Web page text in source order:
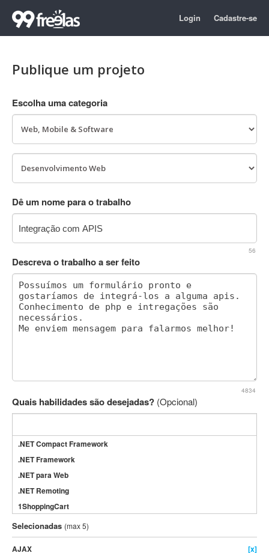
Login Cadastre-se
Publique um projeto
Escolha uma categoria
Dê um nome para o trabalho
56
Descreva o trabalho a ser feito
4834
Quais habilidades são desejadas? (Opcional)
.NET Compact Framework
.NET Framework
.NET para Web
.NET Remoting
1ShoppingCart
3DS Max
3GSM
Selecionadas (max 5)
AJAX
[x]